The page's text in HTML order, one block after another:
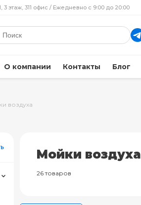
3 этаж, 311 офис / Ежедневно с 9:00 до 20:00
О компании Контакты Блог
воздуха
Мойки воздуха
26 товаров